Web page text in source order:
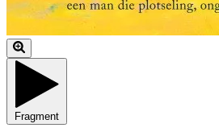
Fragment